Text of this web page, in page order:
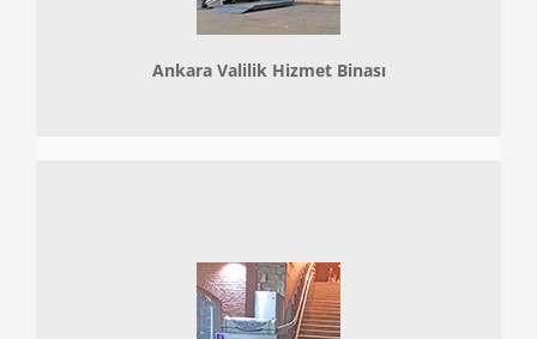
Ankara Valilik Hizmet Binası